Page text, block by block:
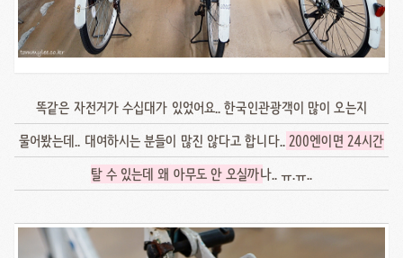
똑같은 자전거가 수십대가 있었어요.. 한국인관광객이 많이 오는지
물어봤는데.. 대여하시는 분들이 많진 않다고 합니다.. 200엔이면 24시간
탈 수 있는데 왜 아무도 안 오실까나.. ㅠ.ㅠ..